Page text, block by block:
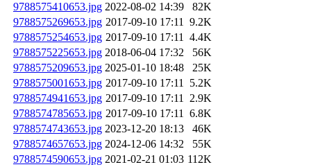
9788575410653.jpg 2022-08-02 14:39
82K
9788575269653.jpg 2017-09-10 17:11 9.2K
9788575254653.jpg 2017-09-10 17:11 4.4K
9788575225653.jpg 2018-06-04 17:32
56K
9788575209653.jpg 2025-01-10 18:48
25K
9788575001653.jpg 2017-09-10 17:11 5.2K
9788574941653.jpg 2017-09-10 17:11 2.9K
9788574785653.jpg 2017-09-10 17:11 6.8K
9788574743653.jpg 2023-12-20 18:13
46K
9788574657653.jpg 2024-12-06 14:32
55K
9788574590653.jpg 2021-02-21 01:03 112K